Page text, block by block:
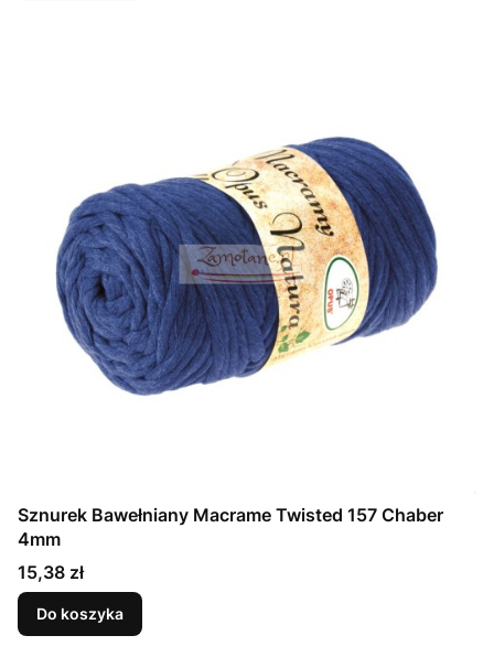
Sznurek Bawełniany Macrame Twisted 157 Chaber
4mm
Cena
15,38 zł
Do koszyka